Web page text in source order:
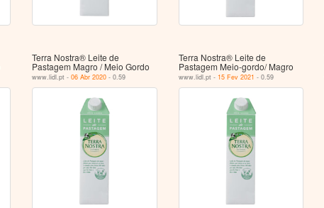
Terra Nostra® Leite de
Pastagem Magro / Meio Gordo
www.lidl.pt - 06 Abr 2020- 0.59
Terra Nostra® Leite de
Pastagem Meio-gordo/ Magro
www.lidl.pt - 15 Fev 2021 - 0.59